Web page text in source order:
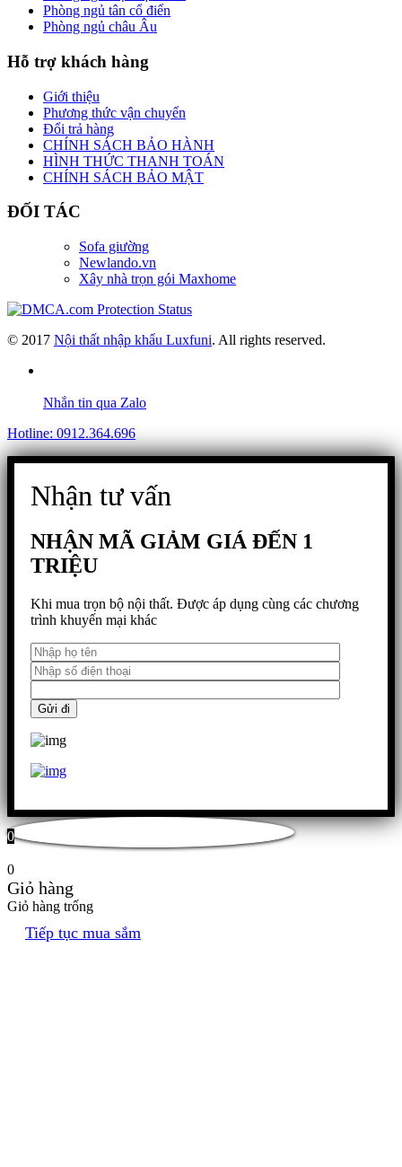
Phòng ngủ tân cổ điển
Phòng ngủ châu Âu
Hỗ trợ khách hàng
Giới thiệu
Phương thức vận chuyển
Đổi trả hàng
CHÍNH SÁCH BẢO HÀNH
HÌNH THỨC THANH TOÁN
CHÍNH SÁCH BẢO MẬT
ĐỐI TÁC
Sofa giường
Newlando.vn
Xây nhà trọn gói Maxhome
© 2017 Nội thất nhập khẩu Luxfuni. All rights reserved.
Nhắn tin qua Zalo
Hotline: 0912.364.696
Nhận tư vấn
NHẬN MÃ GIẢM GIÁ ĐẾN 1
TRIỆU
Khi mua trọn bộ nội thất. Được áp dụng cùng các chương
trình khuyến mại khác
0
0
Giỏ hàng
Giỏ hàng trống
Tiếp tục mua sắm